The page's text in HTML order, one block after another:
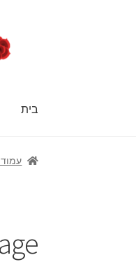
בית